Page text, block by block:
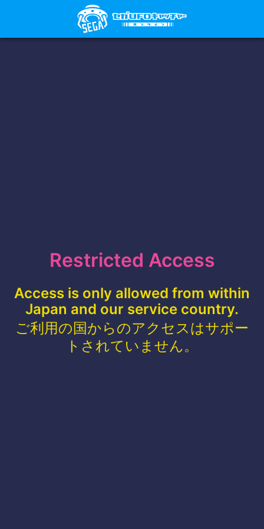
Restricted Access
Access is only allowed from within
Japan and our service country.
ご利用の国からのアクセスはサポー
トされていません。